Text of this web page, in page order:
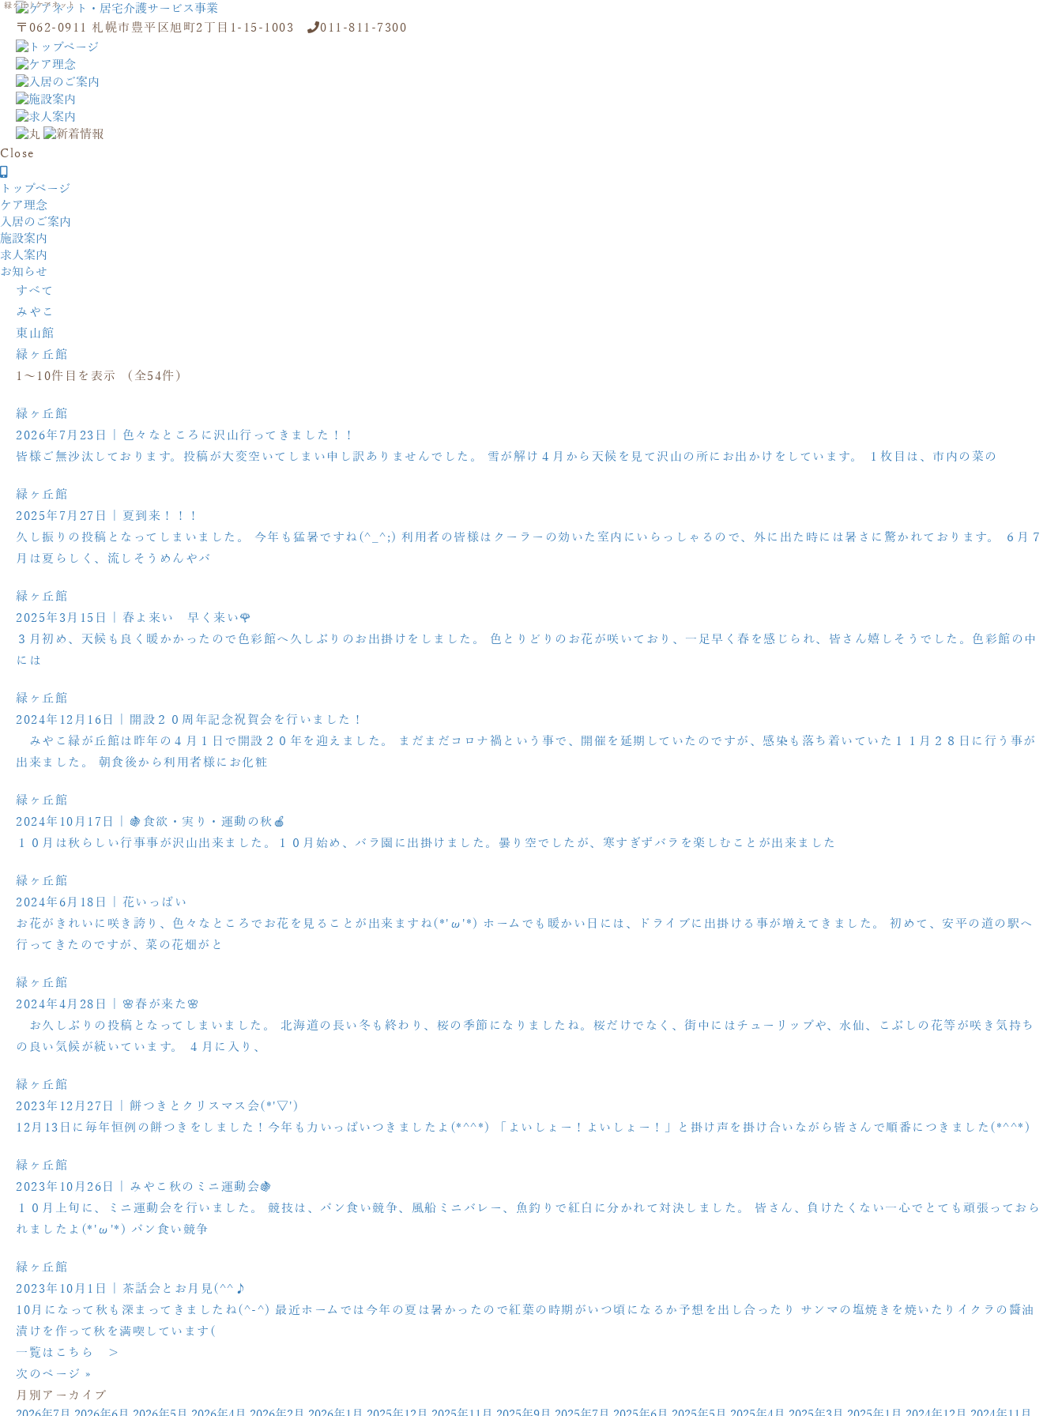
緑ヶ丘 | ケアネット
〒062-0911 札幌市豊平区旭町2丁目1-15-1003 011-811-7300
Close
トップページ
ケア理念
入居のご案内
施設案内
求人案内
お知らせ
すべて
みやこ
東山館
緑ヶ丘館
1〜10件目を表示
（全54件）
緑ヶ丘館
2026年7月23日
| 色々なところに沢山行ってきました！！
皆様ご無沙汰しております。投稿が大変空いてしまい申し訳ありませんでした。 雪が解け４月から天候を見て沢山の所にお出かけをしています。 １枚目は、市内の菜の
緑ヶ丘館
2025年7月27日
| 夏到来！！！
久し振りの投稿となってしまいました。 今年も猛暑ですね(^_^;) 利用者の皆様はクーラーの効いた室内にいらっしゃるので、外に出た時には暑さに驚かれております。 ６月７
月は夏らしく、流しそうめんやバ
緑ヶ丘館
2025年3月15日
| 春よ来い 早く来い🌹
３月初め、天候も良く暖かかったので色彩館へ久しぶりのお出掛けをしました。 色とりどりのお花が咲いており、一足早く春を感じられ、皆さん嬉しそうでした。色彩館の中
には
緑ヶ丘館
2024年12月16日
| 開設２０周年記念祝賀会を行いました！
みやこ緑が丘館は昨年の４月１日で開設２０年を迎えました。 まだまだコロナ禍という事で、開催を延期していたのですが、感染も落ち着いていた１１月２８日に行う事が
出来ました。 朝食後から利用者様にお化粧
緑ヶ丘館
2024年10月17日
| 🍇食欲・実り・運動の秋🍎
１０月は秋らしい行事事が沢山出来ました。１０月始め、バラ園に出掛けました。曇り空でしたが、寒すぎずバラを楽しむことが出来ました
緑ヶ丘館
2024年6月18日
| 花いっぱい
お花がきれいに咲き誇り、色々なところでお花を見ることが出来ますね(*'ω'*) ホームでも暖かい日には、ドライブに出掛ける事が増えてきました。 初めて、安平の道の駅へ
行ってきたのですが、菜の花畑がと
緑ヶ丘館
2024年4月28日
| 🌸春が来た🌸
お久しぶりの投稿となってしまいました。 北海道の長い冬も終わり、桜の季節になりましたね。桜だけでなく、街中にはチューリップや、水仙、こぶしの花等が咲き気持ち
の良い気候が続いています。 ４月に入り、
緑ヶ丘館
2023年12月27日
| 餅つきとクリスマス会(*'▽')
12月13日に毎年恒例の餅つきをしました！今年も力いっぱいつきましたよ(*^^*) 「よいしょー！よいしょー！」と掛け声を掛け合いながら皆さんで順番につきました(*^^*)
緑ヶ丘館
2023年10月26日
| みやこ秋のミニ運動会🍇
１０月上旬に、ミニ運動会を行いました。 競技は、パン食い競争、風船ミニバレー、魚釣りで紅白に分かれて対決しました。 皆さん、負けたくない一心でとても頑張っておら
れましたよ(*'ω'*) パン食い競争
緑ヶ丘館
2023年10月1日
| 茶話会とお月見(^^♪
10月になって秋も深まってきましたね(^-^) 最近ホームでは今年の夏は暑かったので紅葉の時期がいつ頃になるか予想を出し合ったり サンマの塩焼きを焼いたりイクラの醬油
漬けを作って秋を満喫しています(
一覧はこちら ＞
次のページ »
月別アーカイブ